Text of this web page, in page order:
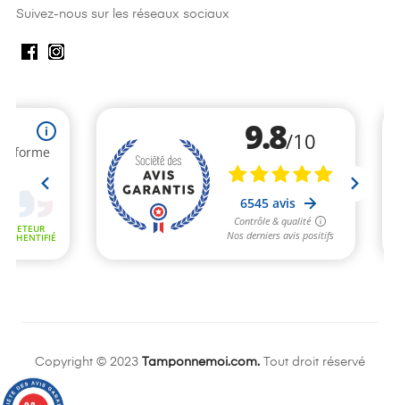
Suivez-nous sur les réseaux sociaux
Copyright © 2023 Tamponnemoi.com. Tout droit réservé